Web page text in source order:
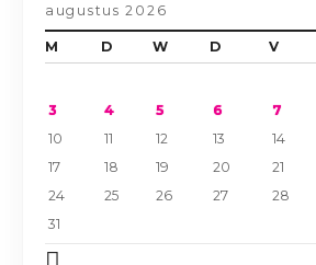
augustus 2026
M D W D V
3
4 5 6 7
10
11 12 13 14
17
18 19 20 21
24
25 26 27 28
31